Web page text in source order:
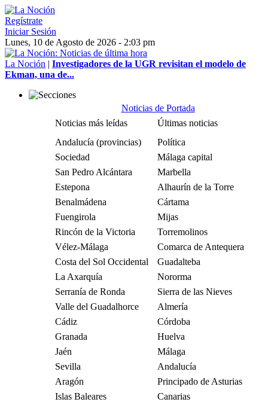
Regístrate
Iniciar Sesión
Lunes, 10 de Agosto de 2026 - 2:03 pm
La Noción | Investigadores de la UGR revisitan el modelo de
Ekman, una de...
Noticias de Portada
Noticias más leídas
Últimas noticias
Andalucía (provincias)
Política
Sociedad
Málaga capital
San Pedro Alcántara
Marbella
Estepona
Alhaurín de la Torre
Benalmádena
Cártama
Fuengirola
Mijas
Rincón de la Victoria
Torremolinos
Vélez-Málaga
Comarca de Antequera
Costa del Sol Occidental
Guadalteba
La Axarquía
Nororma
Serranía de Ronda
Sierra de las Nieves
Valle del Guadalhorce
Almería
Cádiz
Córdoba
Granada
Huelva
Jaén
Málaga
Sevilla
Andalucía
Aragón
Principado de Asturias
Islas Baleares
Canarias